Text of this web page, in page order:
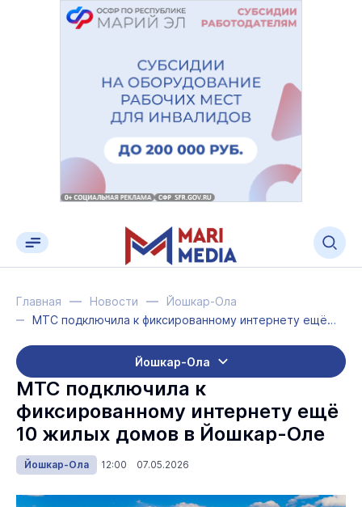
Главная Новости
Йошкар-Ола
МТС подключила к фиксированному интернету ещё 10 жилых домов в Йошкар-Оле
Йошкар-Ола
МТС подключила к
фиксированному интернету ещё
10 жилых домов в Йошкар-Оле
Йошкар-Ола 12:00 07.05.2026